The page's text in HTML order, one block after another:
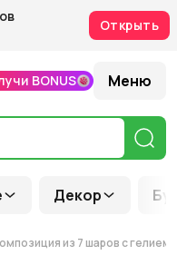
Открыть
Декор
BONUS Меню
из 7 шаров с гелием,